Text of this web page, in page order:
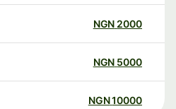
2000
NGN
5000
NGN
10000
NGN